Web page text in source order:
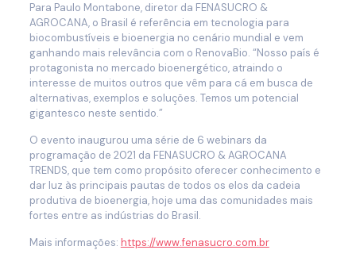
Para Paulo Montabone, diretor da FENASUCRO &
AGROCANA, o Brasil é referência em tecnologia para
biocombustíveis e bioenergia no cenário mundial e vem
ganhando mais relevância com o RenovaBio. “Nosso país é
protagonista no mercado bioenergético, atraindo o
interesse de muitos outros que vêm para cá em busca de
alternativas, exemplos e soluções. Temos um potencial
gigantesco neste sentido.”
O evento inaugurou uma série de 6 webinars da
programação de 2021 da FENASUCRO & AGROCANA
TRENDS, que tem como propósito oferecer conhecimento e
dar luz às principais pautas de todos os elos da cadeia
produtiva de bioenergia, hoje uma das comunidades mais
fortes entre as indústrias do Brasil.
Mais informações: https://www.fenasucro.com.br